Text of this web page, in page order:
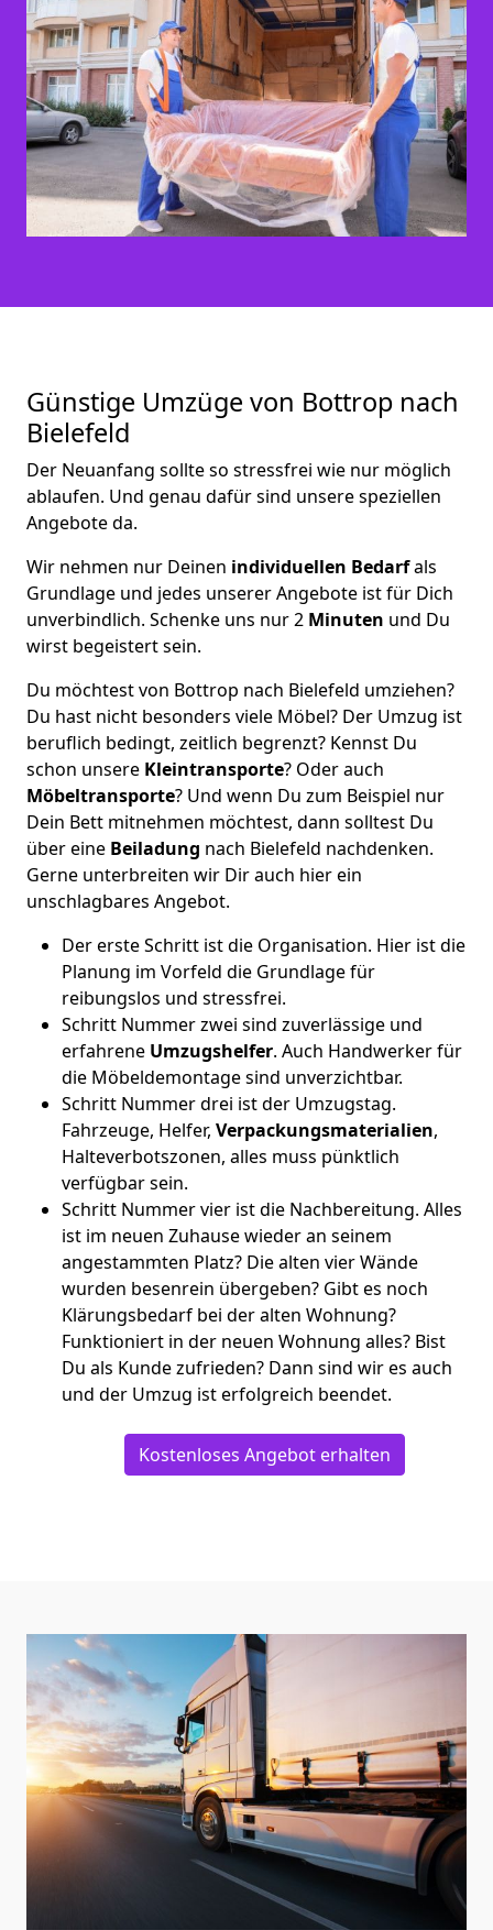
Günstige Umzüge von Bottrop nach
Bielefeld
Der Neuanfang sollte so stressfrei wie nur möglich
ablaufen. Und genau dafür sind unsere speziellen
Angebote da.
Wir nehmen nur Deinen individuellen Bedarfals
Grundlage und jedes unserer Angebote ist für Dich
unverbindlich. Schenke uns nur 2 Minuten und Du
wirst begeistert sein.
Du möchtest von Bottrop nach Bielefeld umziehen?
Du hast nicht besonders viele Möbel? Der Umzug ist
beruflich bedingt, zeitlich begrenzt? Kennst Du
schon unsere Kleintransporte? Oder auch
Möbeltransporte? Und wenn Du zum Beispiel nur
Dein Bett mitnehmen möchtest, dann solltest Du
über eine Beiladung nach Bielefeld nachdenken.
Gerne unterbreiten wir Dir auch hier ein
unschlagbares Angebot.
Der erste Schritt ist die Organisation. Hier ist die
Planung im Vorfeld die Grundlage für
reibungslos und stressfrei.
Schritt Nummer zwei sind zuverlässige und
erfahrene Umzugshelfer. Auch Handwerker für
die Möbeldemontage sind unverzichtbar.
Schritt Nummer drei ist der Umzugstag.
Fahrzeuge, Helfer, Verpackungsmaterialien,
Halteverbotszonen, alles muss pünktlich
verfügbar sein.
Schritt Nummer vier ist die Nachbereitung. Alles
ist im neuen Zuhause wieder an seinem
angestammten Platz? Die alten vier Wände
wurden besenrein übergeben? Gibt es noch
Klärungsbedarf bei der alten Wohnung?
Funktioniert in der neuen Wohnung alles? Bist
Du als Kunde zufrieden? Dann sind wir es auch
und der Umzug ist erfolgreich beendet.
Kostenloses Angebot erhalten